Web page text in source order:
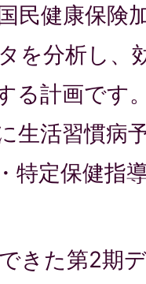
民健康保険
を分析し、
る計画です
生活習慣病
特定保健指
きた第2期